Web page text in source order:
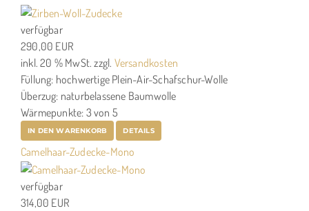
verfügbar
290,00 EUR
inkl. 20 % MwSt. zzgl. Versandkosten
Füllung: hochwertige Plein-Air-Schafschur-Wolle
Überzug: naturbelassene Baumwolle
Wärmepunkte: 3 von 5
IN DEN WARENKORB DETAILS
Camelhaar-Zudecke-Mono
verfügbar
314,00 EUR